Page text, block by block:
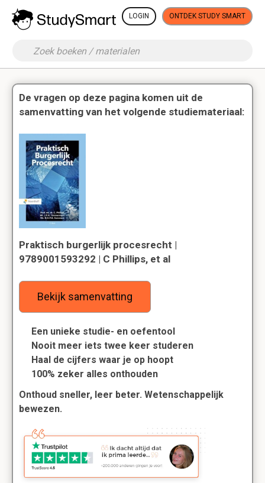
LOGIN ONTDEK STUDY SMART
De vragen op deze pagina komen uit de
samenvatting van het volgende studiemateriaal:
Praktisch burgerlijk procesrecht |
9789001593292 | C Phillips, et al
Bekijk samenvatting
Een unieke studie- en oefentool
Nooit meer iets twee keer studeren
Haal de cijfers waar je op hoopt
100% zeker alles onthouden
Onthoud sneller, leer beter. Wetenschappelijk
bewezen.